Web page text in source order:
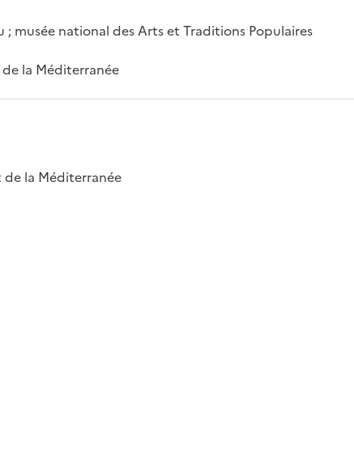
national des Arts et Traditions Populaires
la Méditerranée
de la Méditerranée